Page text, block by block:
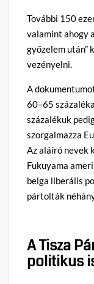
További 150
valamint ahogy
győzelem után”
vezényelni.
A
60–65
százalékuk
szorgalmazza
Az aláíró nevek
Fukuyama
belga liberális
pártolták
A Tisza
politikus